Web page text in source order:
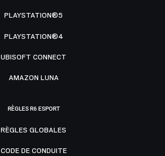
PLAYSTATION®5
PLAYSTATION®4
UBISOFT CONNECT
AMAZON LUNA
RÈGLES R6 ESPORT
RÈGLES GLOBALES
CODE DE CONDUITE